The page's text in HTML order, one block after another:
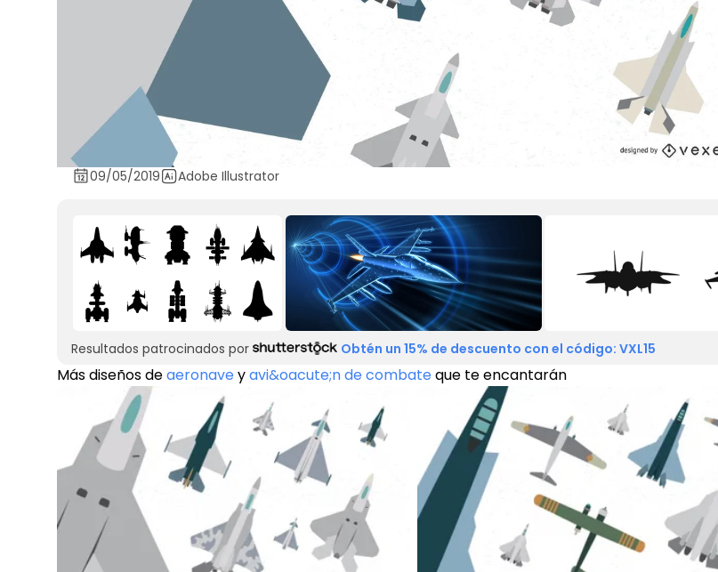
09/05/2019 Adobe Illustrator
Resultados patrocinados por Obtén un 15% de descuento con el código: VXL15
Más diseños deaeronaveyavi&oacute;n de combateque te encantarán